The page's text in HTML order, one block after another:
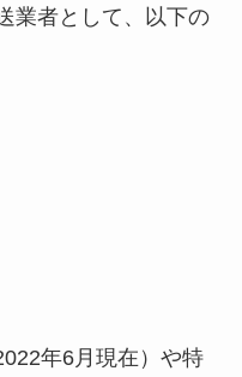
業者として、以下の
年6月現在）や特